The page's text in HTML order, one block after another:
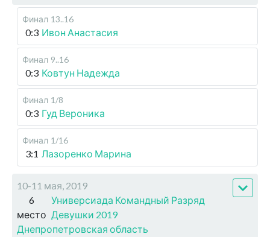
Финал 13..16
0:3 Ивон Анастасия
Финал 9..16
0:3 Ковтун Надежда
Финал 1/8
0:3 Гуд Вероника
Финал 1/16
3:1 Лазоренко Марина
10-11 мая, 2019
6
место
Универсиада Командный Разряд
Девушки 2019
Днепропетровская область